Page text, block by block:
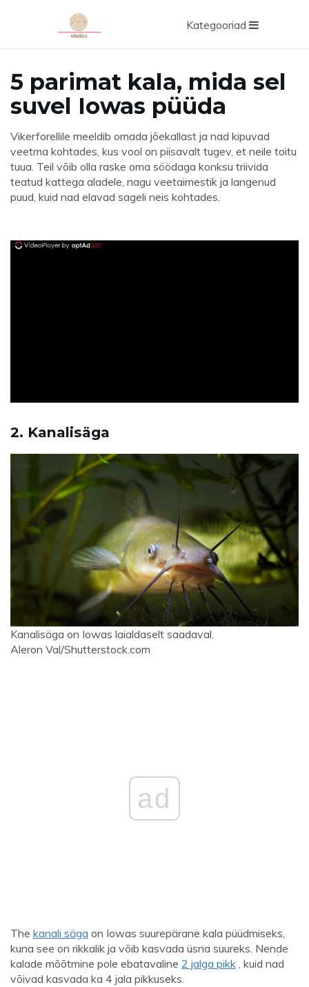
Kategooriad
5 parimat kala, mida sel
suvel Iowas püüda
Vikerforellile meeldib omada jõekallast ja nad kipuvad
veetma kohtades, kus vool on piisavalt tugev, et neile toitu
tuua. Teil võib olla raske oma söödaga konksu triivida
teatud kattega aladele, nagu veetaimestik ja langenud
puud, kuid nad elavad sageli neis kohtades.
2. Kanalisäga
Kanalisäga on Iowas laialdaselt saadaval.
Aleron Val/Shutterstock.com
ad
The kanali säga on Iowas suurepärane kala püüdmiseks,
kuna see on rikkalik ja võib kasvada üsna suureks. Nende
kalade mõõtmine pole ebatavaline 2 jalga pikk , kuid nad
võivad kasvada ka 4 jala pikkuseks.